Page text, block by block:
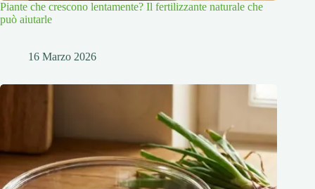
Piante che crescono lentamente? Il fertilizzante naturale che
può aiutarle
16 Marzo 2026